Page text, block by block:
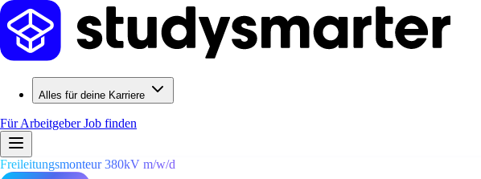
Alles für deine Karriere
Für ArbeitgeberJob finden
Freileitungsmonteur 380kV m/w/d